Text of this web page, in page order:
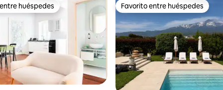
huéspedes
huéspedes Favorito entre huéspedes
Favorito entre huéspedes